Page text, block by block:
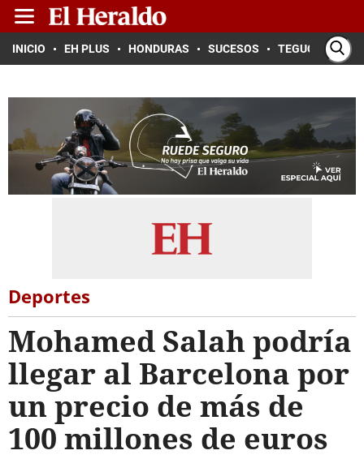
INICIO EH PLUS HONDURAS SUCESOS TEGUCIGALPA
Deportes
Mohamed Salah podría
llegar al Barcelona por
un precio de más de
100 millones de euros